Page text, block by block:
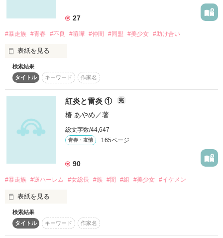
◇・◆・◇・◆・◇・◆・◇・◆・◇・◆
みくみく☆様
あおい♡様
＊リーナ＊様
かなゆな様
巫月～Ｈｕｚｕｋｉ～様
花梨の実様
めぐぱか様
すれ違いボーイズLOVEストーリー
作品を読む
「貴方を命をかけて護ります…」
このお話は、nsさんからのリクエストになります。ありがとう
ございます！
作品を読む
27
#暴走族 #青春 #不良 #喧嘩 #仲間 #同盟 #美少女 #助け合い
表紙を見る
全国最強と言われる煌蘭の総長
雛川澪莉が
不良高校で有名な快德学園に
転校！？
そこで出会ったのは
全国№２の雷凰だった
煌蘭と雷凰が繰り広げる
検索結果
タイトル
キーワード 作家名
紅炎と雷炎 ① 完
椿 あやめ ／著
総文字数/44,647
青春・友情 165ページ
90
#暴走族 #逆ハーレム #女総長 #族 #闇 #組 #美少女 #イケメン
表紙を見る
校長を殴って退学になり、次通うことになったのは、なんと…
検索結果
タイトル
キーワード 作家名